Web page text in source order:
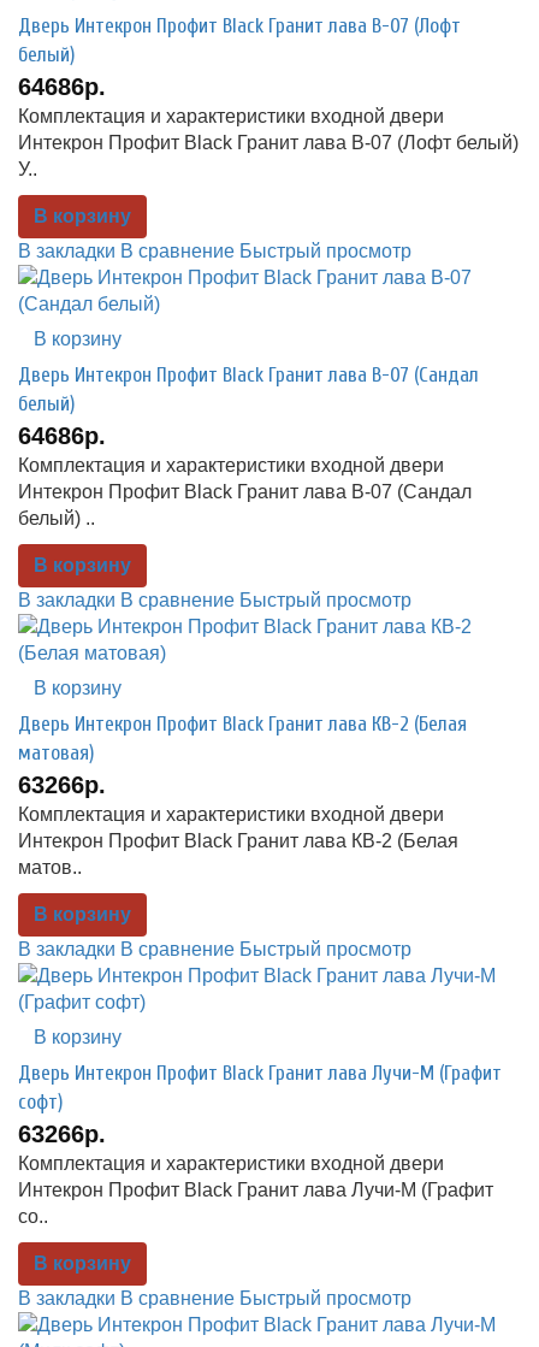
Дверь Интекрон Профит Black Гранит лава В-07 (Лофт
белый)
64686р.
Комплектация и характеристики входной двери
Интекрон Профит Black Гранит лава В-07 (Лофт белый)
У..
В корзину
В закладки В сравнение Быстрый просмотр
В корзину
Дверь Интекрон Профит Black Гранит лава В-07 (Сандал
белый)
64686р.
Комплектация и характеристики входной двери
Интекрон Профит Black Гранит лава В-07 (Сандал
белый) ..
В корзину
В закладки В сравнение Быстрый просмотр
В корзину
Дверь Интекрон Профит Black Гранит лава КВ-2 (Белая
матовая)
63266р.
Комплектация и характеристики входной двери
Интекрон Профит Black Гранит лава КВ-2 (Белая
матов..
В корзину
В закладки В сравнение Быстрый просмотр
В корзину
Дверь Интекрон Профит Black Гранит лава Лучи-М (Графит
софт)
63266р.
Комплектация и характеристики входной двери
Интекрон Профит Black Гранит лава Лучи-М (Графит
со..
В корзину
В закладки В сравнение Быстрый просмотр